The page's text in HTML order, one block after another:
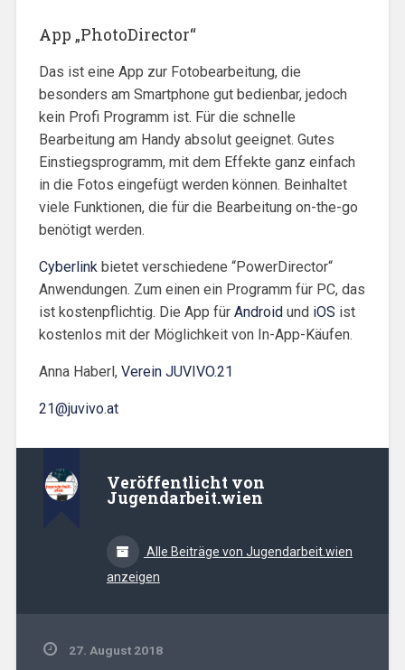
App „PhotoDirector“
Das ist eine App zur Fotobearbeitung, die
besonders am Smartphone gut bedienbar, jedoch
kein Profi Programm ist. Für die schnelle
Bearbeitung am Handy absolut geeignet. Gutes
Einstiegsprogramm, mit dem Effekte ganz einfach
in die Fotos eingefügt werden können. Beinhaltet
viele Funktionen, die für die Bearbeitung on-the-go
benötigt werden.
Cyberlink bietet verschiedene “PowerDirector“
Anwendungen. Zum einen ein Programm für PC, das
ist kostenpflichtig. Die App für Androidund iOS ist
kostenlos mit der Möglichkeit von In-App-Käufen.
Anna Haberl, Verein JUVIVO.21
21@juvivo.at
Veröffentlicht von
Jugendarbeit.wien
Alle Beiträge von Jugendarbeit.wien
anzeigen
27. August 2018